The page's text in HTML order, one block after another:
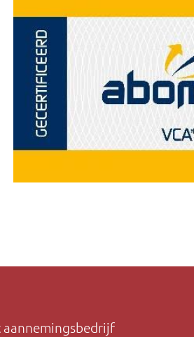
aannemingsbedrijf